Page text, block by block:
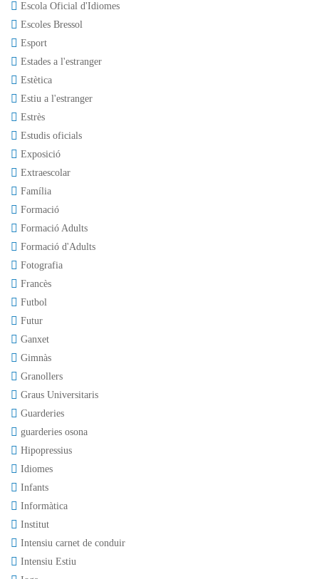
Escola Oficial d'Idiomes
Escoles Bressol
Esport
Estades a l'estranger
Estètica
Estiu a l'estranger
Estrès
Estudis oficials
Exposició
Extraescolar
Família
Formació
Formació Adults
Formació d'Adults
Fotografia
Francès
Futbol
Futur
Ganxet
Gimnàs
Granollers
Graus Universitaris
Guarderies
guarderies osona
Hipopressius
Idiomes
Infants
Informàtica
Institut
Intensiu carnet de conduir
Intensiu Estiu